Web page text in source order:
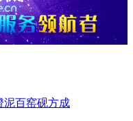
泥百窑砚方成